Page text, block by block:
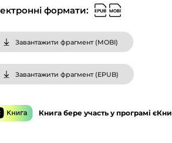
формати:
Завантажити фрагмент (MOBI)
Завантажити фрагмент (EPUB)
Книга бере участь у програмі